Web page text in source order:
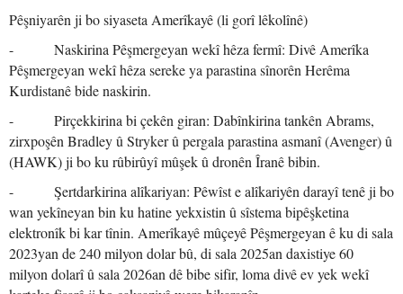
Pêşniyarên ji bo siyaseta Amerîkayê (li gorî lêkolînê)
- Naskirina Pêşmergeyan wekî hêza fermî: Divê Amerîka
Pêşmergeyan wekî hêza sereke ya parastina sînorên Herêma
Kurdistanê bide naskirin.
- Pirçekkirina bi çekên giran: Dabînkirina tankên Abrams,
zirxpoşên Bradley û Stryker û pergala parastina asmanî (Avenger) û
(HAWK) ji bo ku rûbirûyî mûşek û dronên Îranê bibin.
- Şertdarkirina alîkariyan: Pêwîst e alîkariyên darayî tenê ji bo
wan yekîneyan bin ku hatine yekxistin û sîstema bipêşketina
elektronîk bi kar tînin. Amerîkayê mûçeyê Pêşmergeyan ê ku di sala
2023yan de 240 milyon dolar bû, di sala 2025an daxistiye 60
milyon dolarî û sala 2026an dê bibe sifir, loma divê ev yek wekî